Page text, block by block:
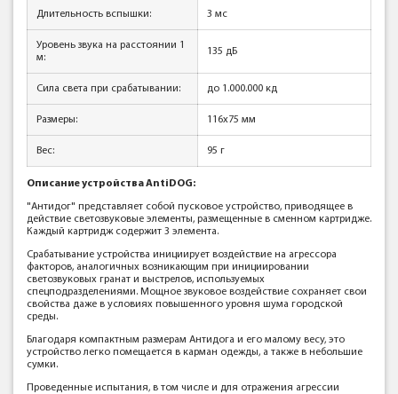
Длительность вспышки: 3 мс
Уровень звука на расстоянии 1
м:
135 дБ
Сила света при срабатывании: до 1.000.000 кд
Размеры: 116x75 мм
Вес: 95 г
Описание устройства AntiDOG:
"Антидог" представляет собой пусковое устройство, приводящее в
действие светозвуковые элементы, размещенные в сменном картридже.
Каждый картридж содержит 3 элемента.
Срабатывание устройства инициирует воздействие на агрессора
факторов, аналогичных возникающим при инициировании
светозвуковых гранат и выстрелов, используемых
спецподразделениями. Мощное звуковое воздействие сохраняет свои
свойства даже в условиях повышенного уровня шума городской
среды.
Благодаря компактным размерам Антидога и его малому весу, это
устройство легко помещается в карман одежды, а также в небольшие
сумки.
Проведенные испытания, в том числе и для отражения агрессии